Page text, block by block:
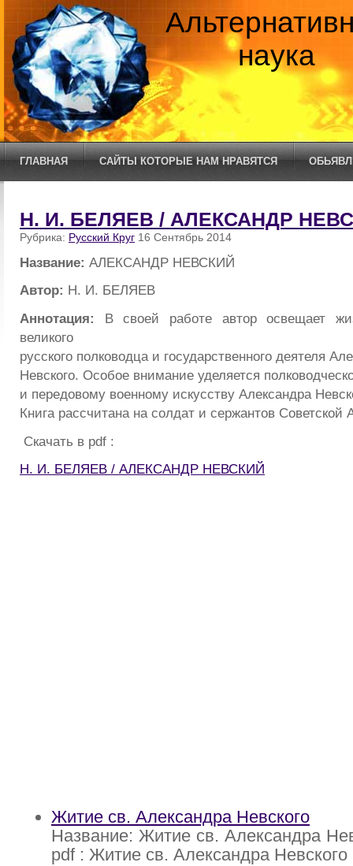
наука
ГЛАВНАЯ САЙТЫ КОТОРЫЕ НАМ НРАВЯТСЯ
Н. И. БЕЛЯЕВ / АЛЕКСАНДР
Рубрика: Русский Круг 16 Сентябрь 2014
Название: АЛЕКСАНДР НЕВСКИЙ
Автор: Н. И. БЕЛЯЕВ
Аннотация: В своей работе автор освещает
великого
русского полководца и государственного деятеля
Невского. Особое внимание уделяется
и передовому военному искусству Александра
Книга рассчитана на солдат и сержантов Советской
Скачать в pdf :
Н. И. БЕЛЯЕВ / АЛЕКСАНДР НЕВСКИЙ
Житие св. Александра Невского
Название: Житие св. Александра
pdf : Житие св. Александра Невского